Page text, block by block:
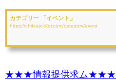
カテゴリー 「イベント」
https://chikugo-ikoi.com/category/event
★★★情報提供求ム★★★